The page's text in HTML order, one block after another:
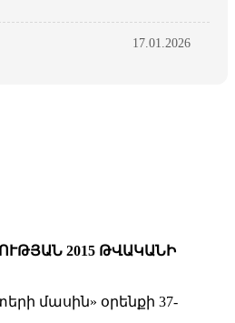
17.01.2026
2015 ԹՎԱԿԱՆԻ
մասին» օրենքի 37-